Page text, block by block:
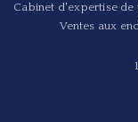
Cabinet d'expertise
Ventes aux